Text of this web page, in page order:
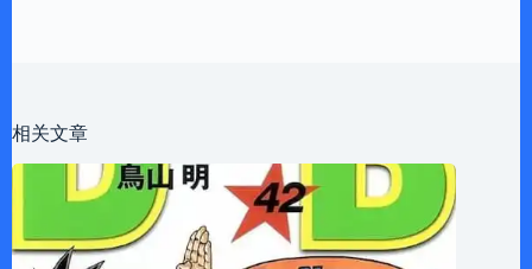
相关文章